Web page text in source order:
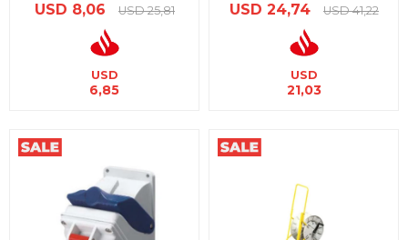
USD 8,06 USD 25,81
USD
6,85
USD 24,74 USD 41,22
USD
21,03